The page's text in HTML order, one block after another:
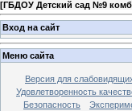
[ГБДОУ Детский сад №9
Вход на сайт
Меню сайта
Версия для
Удовлетворенность
Безопасность